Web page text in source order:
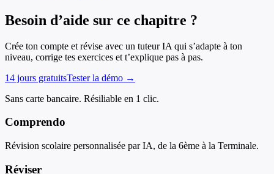
Besoin d’aide sur ce chapitre ?
Crée ton compte et révise avec un tuteur IA qui s’adapte à ton
niveau, corrige tes exercices et t’explique pas à pas.
14 jours gratuitsTester la démo →
Sans carte bancaire. Résiliable en 1 clic.
Comprendo
Révision scolaire personnalisée par IA, de la 6ème à la Terminale.
Réviser